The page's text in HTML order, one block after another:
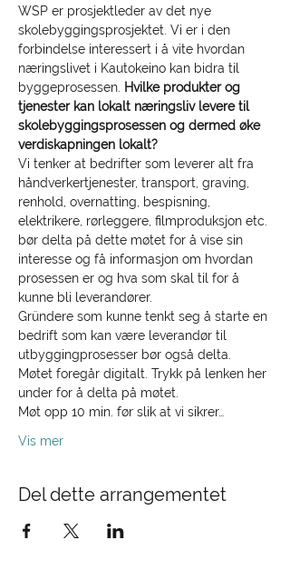
WSP er prosjektleder av det nye
skolebyggingsprosjektet. Vi er i den
forbindelse interessert i å vite hvordan
næringslivet i Kautokeino kan bidra til
byggeprosessen. Hvilke produkter og
tjenester kan lokalt næringsliv levere til
skolebyggingsprosessen og dermed øke
verdiskapningen lokalt?
Vi tenker at bedrifter som leverer alt fra
håndverkertjenester, transport, graving,
renhold, overnatting, bespisning,
elektrikere, rørleggere, filmproduksjon etc.
bør delta på dette møtet for å vise sin
interesse og få informasjon om hvordan
prosessen er og hva som skal til for å
kunne bli leverandører.
Gründere som kunne tenkt seg å starte en
bedrift som kan være leverandør til
utbyggingprosesser bør også delta.
Møtet foregår digitalt. Trykk på lenken her
under for å delta på møtet.
Møt opp 10 min. før slik at vi sikrer…
Vis mer
Del dette arrangementet